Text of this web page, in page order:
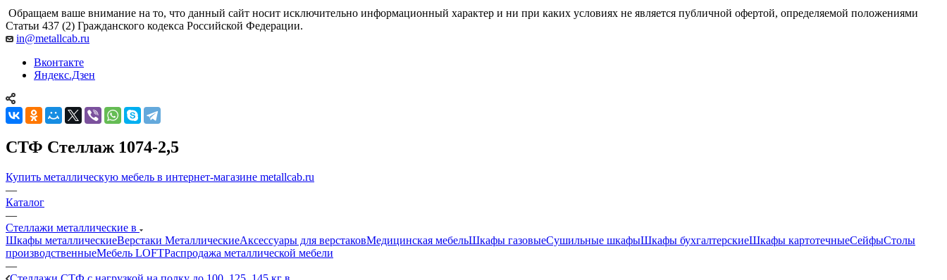
Обращаем ваше внимание на то, что данный сайт носит исключительно информационный характер и ни при каких условиях не является публичной офертой, определяемой положениями
Статьи 437 (2) Гражданского кодекса Российской Федерации.
in@metallcab.ru
Вконтакте
Яндекс.Дзен
СТФ Стеллаж 1074-2,5
Купить металлическую мебель в интернет-магазине metallcab.ru
—
Каталог
—
Стеллажи металлические в
Шкафы металлическиеВерстаки МеталлическиеАксессуары для верстаковМедицинская мебельШкафы газовыеСушильные шкафыШкафы бухгалтерскиеШкафы картотечныеСейфыСтолы
производственныеМебель LOFTРаспродажа металлической мебели
—